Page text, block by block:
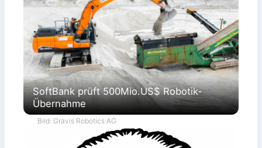
SoftBank prüft 500Mio.US$ Robotik-
Übernahme
Bild: Gravis Robotics AG